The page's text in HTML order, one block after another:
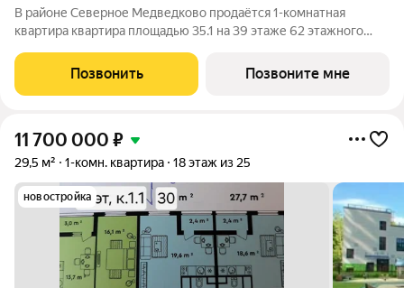
В районе Северное Медведково продаётся 1-комнатная
квартира квартира площадью 35.1 на 39 этаже 62 этажного
расположение 17 минут пешком до станции метро
«Медведково». 8 минут на автомобиле до
Позвонить Позвоните мне
11 700 000 ₽
29,5 м² 1-комн. квартира 18 этаж из 25
новостройка